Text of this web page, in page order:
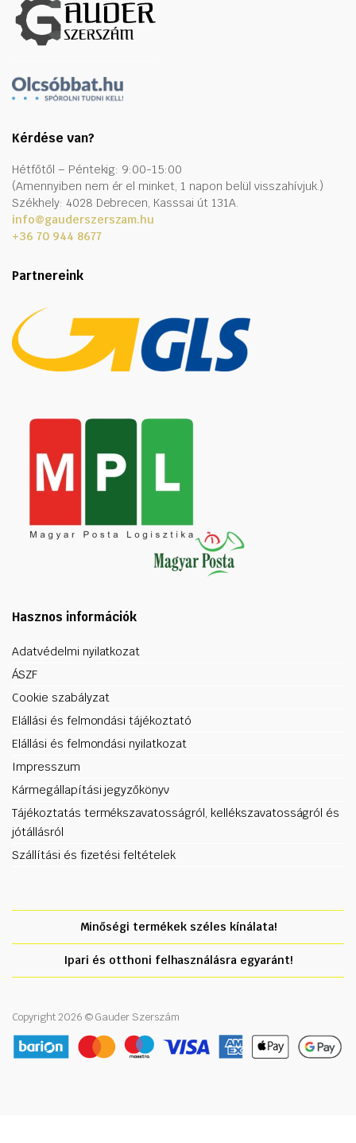
Kérdése van?
Hétfőtől – Péntekig: 9:00-15:00
(Amennyiben nem ér el minket, 1 napon belül visszahívjuk.)
Székhely: 4028 Debrecen, Kasssai út 131A.
info@gauderszerszam.hu
+36 70 944 8677
Partnereink
Hasznos információk
Adatvédelmi nyilatkozat
ÁSZF
Cookie szabályzat
Elállási és felmondási tájékoztató
Elállási és felmondási nyilatkozat
Impresszum
Kármegállapítási jegyzőkönyv
Tájékoztatás termékszavatosságról, kellékszavatosságról és
jótállásról
Szállítási és fizetési feltételek
Minőségi termékek széles kínálata!
Ipari és otthoni felhasználásra egyaránt!
Copyright 2026 © Gauder Szerszám